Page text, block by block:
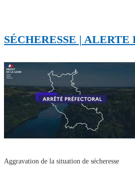
SÉCHERESSE | ALERTE
Aggravation de la situation de sécheresse